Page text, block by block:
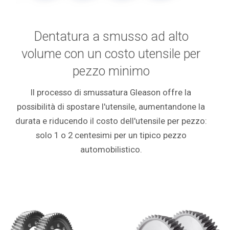
Dentatura a smusso ad alto
volume con un costo utensile per
pezzo minimo
Il processo di smussatura Gleason offre la
possibilità di spostare l'utensile, aumentandone la
durata e riducendo il costo dell'utensile per pezzo:
solo 1 o 2 centesimi per un tipico pezzo
automobilistico.